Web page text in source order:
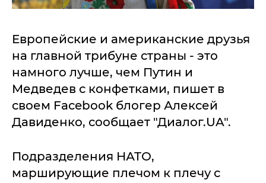
Европейские и американские друзья
на главной трибуне страны - это
намного лучше, чем Путин и
Медведев с конфетками, пишет в
своем Facebook блогер Алексей
Давиденко, сообщает "Диалог.UA".
Подразделения НАТО,
марширующие плечом к плечу с